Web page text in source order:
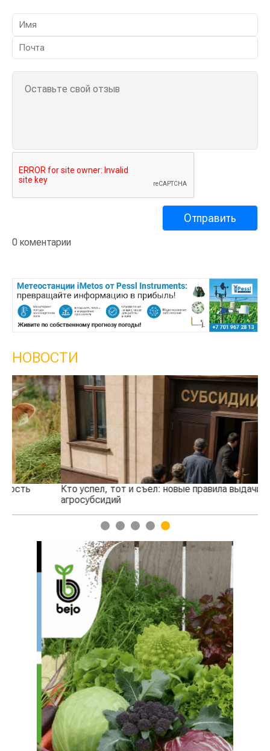
0 коментарии
НОВОСТИ
Кто успел, тот и съел: новые правила выдачи
агросубсидий
1 2 3 4 5